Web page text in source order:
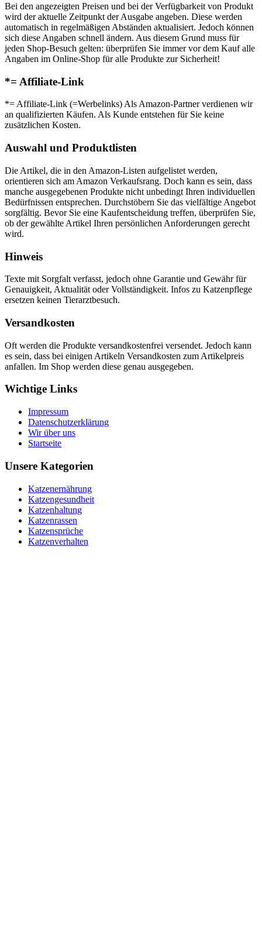
Bei den angezeigten Preisen und bei der Verfügbarkeit von Produkt
wird der aktuelle Zeitpunkt der Ausgabe angeben. Diese werden
automatisch in regelmäßigen Abständen aktualisiert. Jedoch können
sich diese Angaben schnell ändern. Aus diesem Grund muss für
jeden Shop-Besuch gelten: überprüfen Sie immer vor dem Kauf alle
Angaben im Online-Shop für alle Produkte zur Sicherheit!
*= Affiliate-Link
*= Affiliate-Link (=Werbelinks) Als Amazon-Partner verdienen wir
an qualifizierten Käufen. Als Kunde entstehen für Sie keine
zusätzlichen Kosten.
Auswahl und Produktlisten
Die Artikel, die in den Amazon-Listen aufgelistet werden,
orientieren sich am Amazon Verkaufsrang. Doch kann es sein, dass
manche ausgegebenen Produkte nicht unbedingt Ihren individuellen
Bedürfnissen entsprechen. Durchstöbern Sie das vielfältige Angebot
sorgfältig. Bevor Sie eine Kaufentscheidung treffen, überprüfen Sie,
ob der gewählte Artikel Ihren persönlichen Anforderungen gerecht
wird.
Hinweis
Texte mit Sorgfalt verfasst, jedoch ohne Garantie und Gewähr für
Genauigkeit, Aktualität oder Vollständigkeit. Infos zu Katzenpflege
ersetzen keinen Tierarztbesuch.
Versandkosten
Oft werden die Produkte versandkostenfrei versendet. Jedoch kann
es sein, dass bei einigen Artikeln Versandkosten zum Artikelpreis
anfallen. Im Shop werden diese genau ausgegeben.
Wichtige Links
Impressum
Datenschutzerklärung
Wir über uns
Startseite
Unsere Kategorien
Katzenernährung
Katzengesundheit
Katzenhaltung
Katzenrassen
Katzensprüche
Katzenverhalten